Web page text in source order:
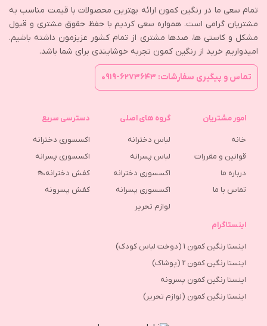
تمام سعی ما در رنگین کمون ارائه بهترین محصولات با قیمت مناسب به
مشتریان گرامی است. همواره سعی کردیم با حفظ حقوق مشتری و قبول
مشکل و کاستی ها، صدها مشتری از تمام کشور عزیزمون داشته باشیم.
امیدواریم خرید از رنگین کمون تجربه خوشایندی برای شما باشد.
تماس و پیگیری سفارشات: ۶۲۷۳۶۴۳-۰۹۱۹
امور مشتریان
خانه
قوانین و مقررات
درباره ما
تماس با ما
گروه های اصلی
لباس دخترانه
لباس پسرانه
اکسسوری دخترانه
اکسسوری پسرانه
لوازم تحریر
دسترسی سریع
اکسسوری دخترانه
اکسسوری پسرانه
کفش دخترانه👠
كفش پسرونه
اینستاگرام
اینستا رنگین کمون 1 (دوخت لباس کودک)
اینستا رنگین کمون 2 (پوشاک)
اینستا رنگین کمون پسرونه
اینستا رنگین کمون (لوازم تحریر)